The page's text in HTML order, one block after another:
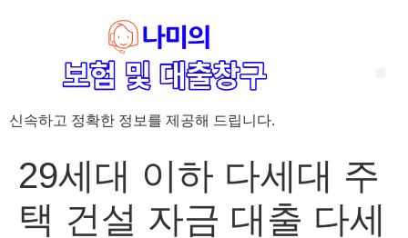
신속하고 정확한 정보를 제공해 드립니다.
29세대 이하 다세대 주
택 건설 자금 대출 다세